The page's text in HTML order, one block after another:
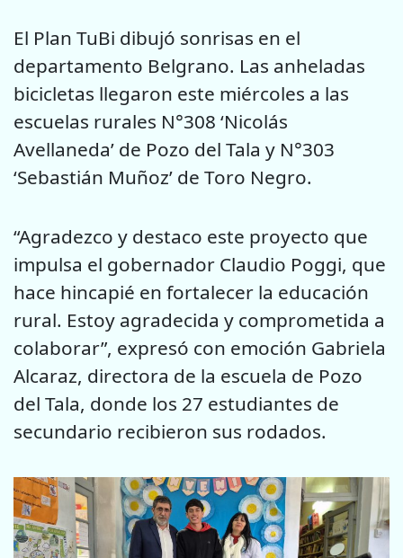
El Plan TuBi dibujó sonrisas en el
departamento Belgrano. Las anheladas
bicicletas llegaron este miércoles a las
escuelas rurales N°308 ‘Nicolás
Avellaneda’ de Pozo del Tala y N°303
‘Sebastián Muñoz’ de Toro Negro.
“Agradezco y destaco este proyecto que
impulsa el gobernador Claudio Poggi, que
hace hincapié en fortalecer la educación
rural. Estoy agradecida y comprometida a
colaborar”, expresó con emoción Gabriela
Alcaraz, directora de la escuela de Pozo
del Tala, donde los 27 estudiantes de
secundario recibieron sus rodados.